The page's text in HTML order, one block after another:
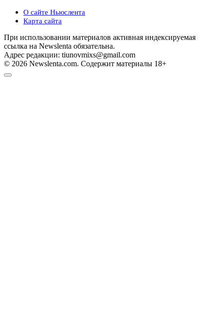
О сайте Ньюслента
Карта сайта
При использовании материалов активная индексируемая
ссылка на Newslenta обязательна.
Адрес редакции: tiunovmixs@gmail.com
© 2026 Newslenta.com. Содержит материалы 18+